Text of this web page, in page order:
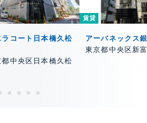
ラコート日本橋久松
都中央区日本橋久松
賃貸
アーバネックス
東京都中央区新